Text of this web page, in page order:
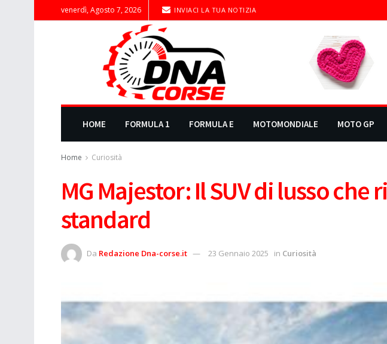
venerdì, Agosto 7, 2026 INVIACI LA TUA NOTIZIA
HOME FORMULA 1 FORMULA E MOTOMONDIALE MOTO GP
Home Curiosità
MG Majestor: Il SUV di lusso che
standard
Da Redazione Dna-corse.it 23 Gennaio 2025 in Curiosità